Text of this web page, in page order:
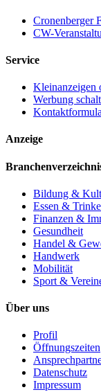
Cronenberger
CW-
Service
Kleinanzeigen
Werbung
Anzeige
Bildung &
Essen &
Finanzen &
Gesundheit
Handel &
Handwerk
Mobilität
Sport &
Über uns
Profil
Öffnungszeiten
Datenschutz
Impressum